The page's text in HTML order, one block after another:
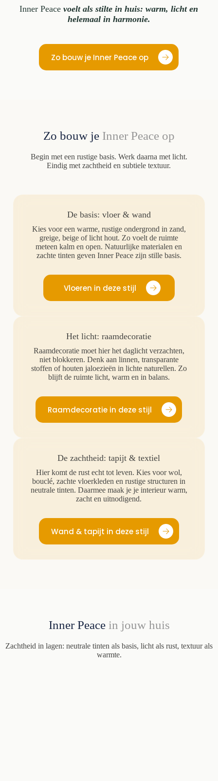
Inner Peacevoelt als stilte in huis: warm, licht en
helemaal in harmonie.
Zo bouw je Inner Peace op
Zo bouw je Inner Peace op
Begin met een rustige basis. Werk daarna met licht.
Eindig met zachtheid en subtiele textuur.
De basis: vloer & wand
Kies voor een warme, rustige ondergrond in zand,
greige, beige of licht hout. Zo voelt de ruimte
meteen kalm en open. Natuurlijke materialen en
zachte tinten geven Inner Peace zijn stille basis.
Vloeren in deze stijl
Het licht: raamdecoratie
Raamdecoratie moet hier het daglicht verzachten,
niet blokkeren. Denk aan linnen, transparante
stoffen of houten jaloezieën in lichte naturellen. Zo
blijft de ruimte licht, warm en in balans.
Raamdecoratie in deze stijl
De zachtheid: tapijt & textiel
Hier komt de rust echt tot leven. Kies voor wol,
bouclé, zachte vloerkleden en rustige structuren in
neutrale tinten. Daarmee maak je je interieur warm,
zacht en uitnodigend.
Wand & tapijt in deze stijl
Inner Peace in jouw huis
Zachtheid in lagen: neutrale tinten als basis, licht als rust, textuur als
warmte.